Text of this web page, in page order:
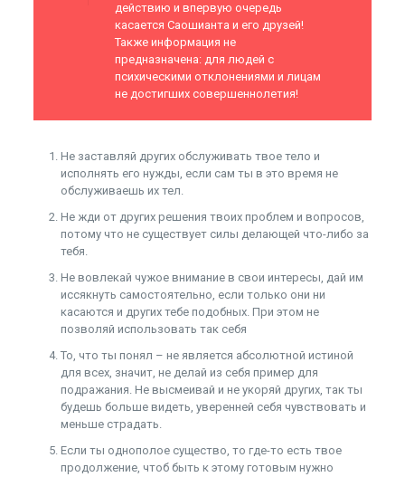
действию и впервую очередь
касается Саошианта и его друзей!
Также информация не
предназначена: для людей с
психическими отклонениями и лицам
не достигших совершеннолетия!
Не заставляй других обслуживать твое тело и
исполнять его нужды, если сам ты в это время не
обслуживаешь их тел.
Не жди от других решения твоих проблем и вопросов,
потому что не существует силы делающей что-либо за
тебя.
Не вовлекай чужое внимание в свои интересы, дай им
иссякнуть самостоятельно, если только они ни
касаются и других тебе подобных. При этом не
позволяй использовать так себя
То, что ты понял – не является абсолютной истиной
для всех, значит, не делай из себя пример для
подражания. Не высмеивай и не укоряй других, так ты
будешь больше видеть, уверенней себя чувствовать и
меньше страдать.
Если ты однополое существо, то где-то есть твое
продолжение, чтоб быть к этому готовым нужно